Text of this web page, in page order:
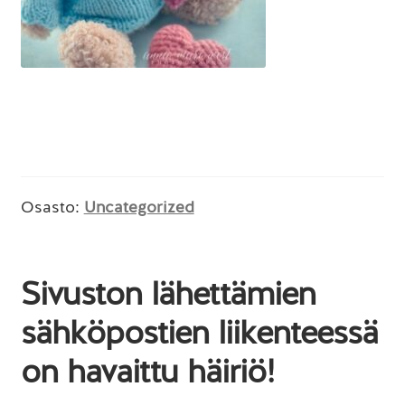
Osasto: Uncategorized
Sivuston lähettämien
sähköpostien liikenteessä
on havaittu häiriö!